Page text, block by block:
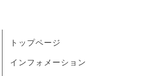
トップページ
インフォメーション